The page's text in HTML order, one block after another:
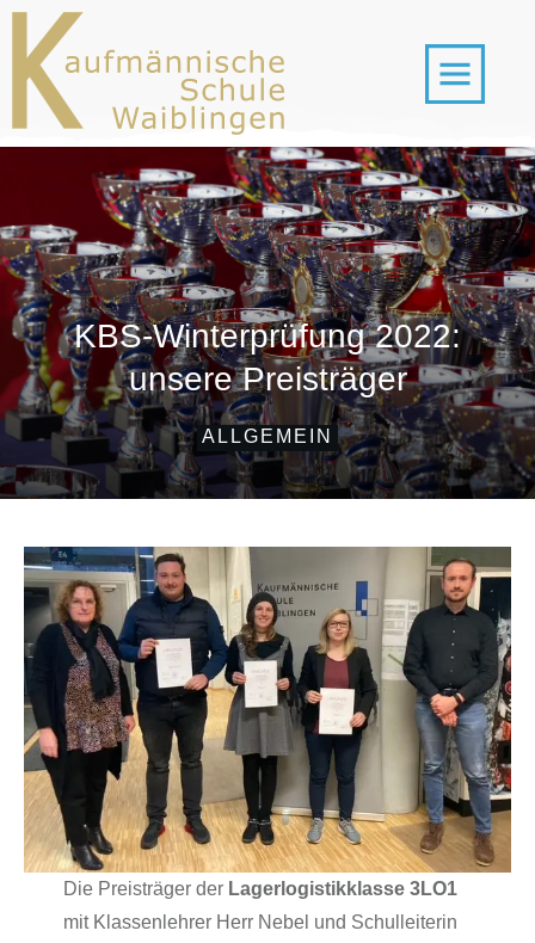
KBS-Winterprüfung 2022:
unsere Preisträger
ALLGEMEIN
Die Preisträger der Lagerlogistikklasse 3LO1
mit Klassenlehrer Herr Nebel und Schulleiterin